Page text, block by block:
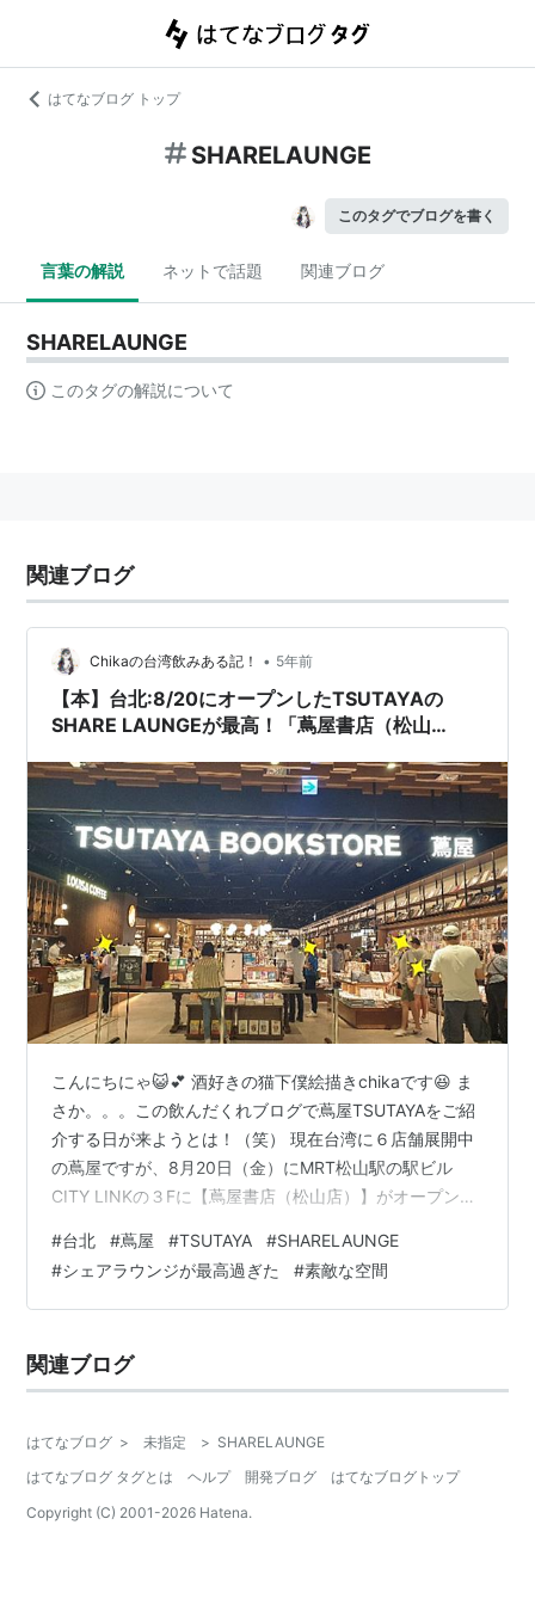
はてなブログ トップ
SHARELAUNGE
このタグでブログを書く
言葉の解説 ネットで話題 関連ブログ
SHARELAUNGE
このタグの解説について
関連ブログ
Chikaの台湾飲みある記！ • 5年前
【本】台北:8/20にオープンしたTSUTAYAの
SHARE LAUNGEが最高！「蔦屋書店（松山
こんにちにゃ😺💕 酒好きの猫下僕絵描きchikaです😆 ま
さか。。。この飲んだくれブログで蔦屋TSUTAYAをご紹
介する日が来ようとは！（笑） 現在台湾に６店舗展開中
の蔦屋ですが、8月20日（金）にMRT松山駅の駅ビル
CITY LINKの３Fに【蔦屋書店（松山店）】がオープンし
はこちら↓ tsutaya.com.tw このブログではお酒を出すお
店やお酒にまつわることしか載せていないのですが、な
んと、ここ蔦屋書店（松山店）には、日本でも大人気だ
SHARE LAUNGE』があるというで…
#台北 #蔦屋 #TSUTAYA #SHARELAUNGE
#シェアラウンジが最高過ぎた #素敵な空間
関連ブログ
はてなブログ > 未指定 > SHARELAUNGE
はてなブログ タグとは
ヘルプ 開発ブログ
はてなブログトップ
Copyright (C) 2001-2026 Hatena.